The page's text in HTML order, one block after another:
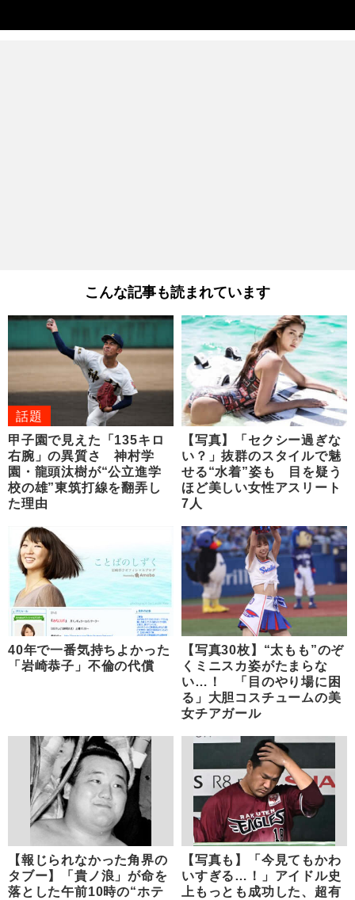
こんな記事も読まれています
話題
甲子園で見えた「135キロ
右腕」の異質さ 神村学
園・龍頭汰樹が“公立進学
校の雄”東筑打線を翻弄し
た理由
【写真】「セクシー過ぎな
い？」抜群のスタイルで魅
せる“水着”姿も 目を疑う
ほど美しい女性アスリート
7人
40年で一番気持ちよかった
「岩崎恭子」不倫の代償
【写真30枚】“太もも”のぞ
くミニスカ姿がたまらな
い…！ 「目のやり場に困
る」大胆コスチュームの美
女チアガール
【報じられなかった角界の
タブー】「貴ノ浪」が命を
落とした午前10時の“ホテ
【写真も】「今見てもかわ
いすぎる…！」アイドル史
上もっとも成功した、超有